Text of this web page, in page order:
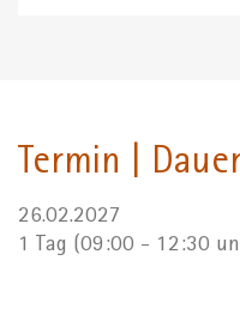
Termin |
26.02.2027
1 Tag (09:00 - 12:30